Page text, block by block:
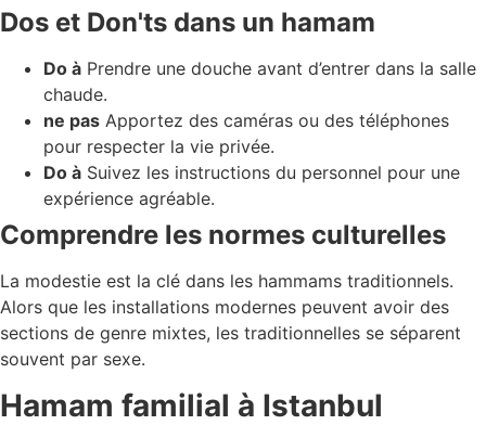
Dos et Don'ts dans un hamam
Do à Prendre une douche avant d’entrer dans la salle
chaude.
ne pas Apportez des caméras ou des téléphones
pour respecter la vie privée.
Do à Suivez les instructions du personnel pour une
expérience agréable.
Comprendre les normes culturelles
La modestie est la clé dans les hammams traditionnels.
Alors que les installations modernes peuvent avoir des
sections de genre mixtes, les traditionnelles se séparent
souvent par sexe.
Hamam familial à Istanbul